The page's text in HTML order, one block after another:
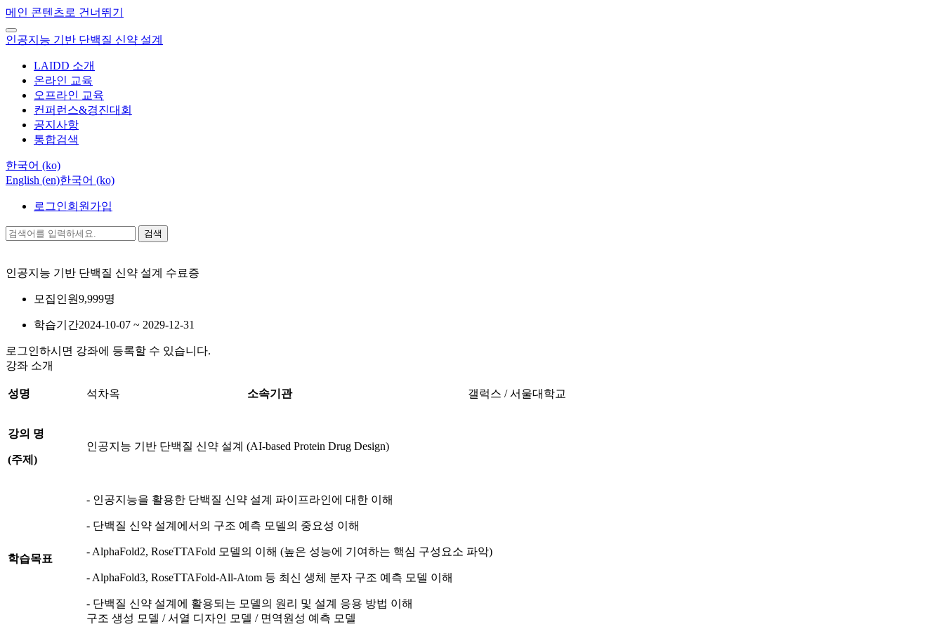
메인 콘텐츠로 건너뛰기
인공지능 기반 단백질 신약 설계
LAIDD 소개
온라인 교육
오프라인 교육
컨퍼런스&경진대회
공지사항
통합검색
한국어 ‎(ko)‎
English ‎(en)‎한국어 ‎(ko)‎
로그인회원가입
검색
인공지능 기반 단백질 신약 설계 수료증
모집인원9,999명
학습기간2024-10-07 ~ 2029-12-31
로그인하시면 강좌에 등록할 수 있습니다.
강좌 소개
성명 석차옥 소속기관 갤럭스 / 서울대학교
강의 명
(주제 )
인공지능 기반 단백질 신약 설계 (AI-based Protein Drug Design)
학습목표
- 인공지능을 활용한 단백질 신약 설계 파이프라인에 대한 이해
- 단백질 신약 설계에서의 구조 예측 모델의 중요성 이해
- AlphaFold2, RoseTTAFold 모델의 이해 (높은 성능에 기여하는 핵심 구성요소 파악)
- AlphaFold3, RoseTTAFold-All-Atom 등 최신 생체 분자 구조 예측 모델 이해
- 단백질 신약 설계에 활용되는 모델의 원리 및 설계 응용 방법 이해
구조 생성 모델 / 서열 디자인 모델 / 면역원성 예측 모델